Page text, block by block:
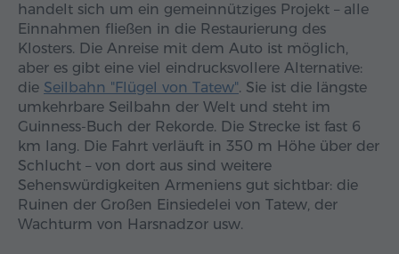
handelt sich um ein gemeinnütziges Projekt – alle
Einnahmen fließen in die Restaurierung des
Klosters. Die Anreise mit dem Auto ist möglich,
aber es gibt eine viel eindrucksvollere Alternative:
die Seilbahn "Flügel von Tatew". Sie ist die längste
umkehrbare Seilbahn der Welt und steht im
Guinness-Buch der Rekorde. Die Strecke ist fast 6
km lang. Die Fahrt verläuft in 350 m Höhe über der
Schlucht – von dort aus sind weitere
Sehenswürdigkeiten Armeniens gut sichtbar: die
Ruinen der Großen Einsiedelei von Tatew, der
Wachturm von Harsnadzor usw.